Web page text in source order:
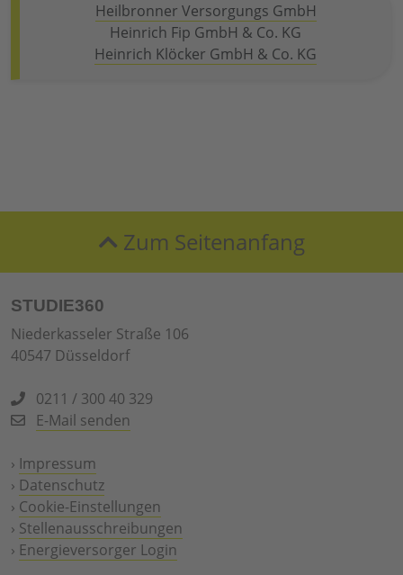
Heilbronner Versorgungs GmbH
Heinrich Fip GmbH & Co. KG
Heinrich Klöcker GmbH & Co. KG
Zum Seitenanfang
STUDIE360
Niederkasseler Straße 106
40547 Düsseldorf
0211 / 300 40 329
E-Mail senden
› Impressum
› Datenschutz
› Cookie-Einstellungen
› Stellenausschreibungen
› Energieversorger Login